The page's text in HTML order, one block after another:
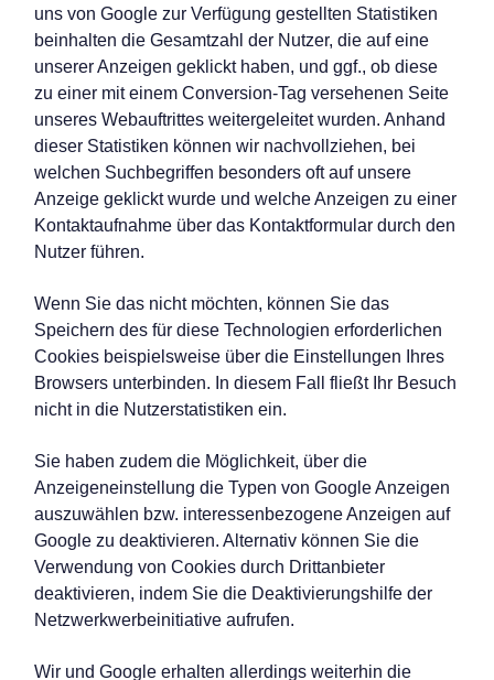
uns von Google zur Verfügung gestellten Statistiken
beinhalten die Gesamtzahl der Nutzer, die auf eine
unserer Anzeigen geklickt haben, und ggf., ob diese
zu einer mit einem Conversion-Tag versehenen Seite
unseres Webauftrittes weitergeleitet wurden. Anhand
dieser Statistiken können wir nachvollziehen, bei
welchen Suchbegriffen besonders oft auf unsere
Anzeige geklickt wurde und welche Anzeigen zu einer
Kontaktaufnahme über das Kontaktformular durch den
Nutzer führen.
Wenn Sie das nicht möchten, können Sie das
Speichern des für diese Technologien erforderlichen
Cookies beispielsweise über die Einstellungen Ihres
Browsers unterbinden. In diesem Fall fließt Ihr Besuch
nicht in die Nutzerstatistiken ein.
Sie haben zudem die Möglichkeit, über die
Anzeigeneinstellung die Typen von Google Anzeigen
auszuwählen bzw. interessenbezogene Anzeigen auf
Google zu deaktivieren. Alternativ können Sie die
Verwendung von Cookies durch Drittanbieter
deaktivieren, indem Sie die Deaktivierungshilfe der
Netzwerkwerbeinitiative aufrufen.
Wir und Google erhalten allerdings weiterhin die